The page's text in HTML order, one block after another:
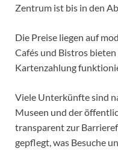
Zentrum ist bis in den
Die Preise liegen auf
Cafés und Bistros
Kartenzahlung
Viele Unterkünfte sind
Museen und der
transparent zur
gepflegt, was Besuche